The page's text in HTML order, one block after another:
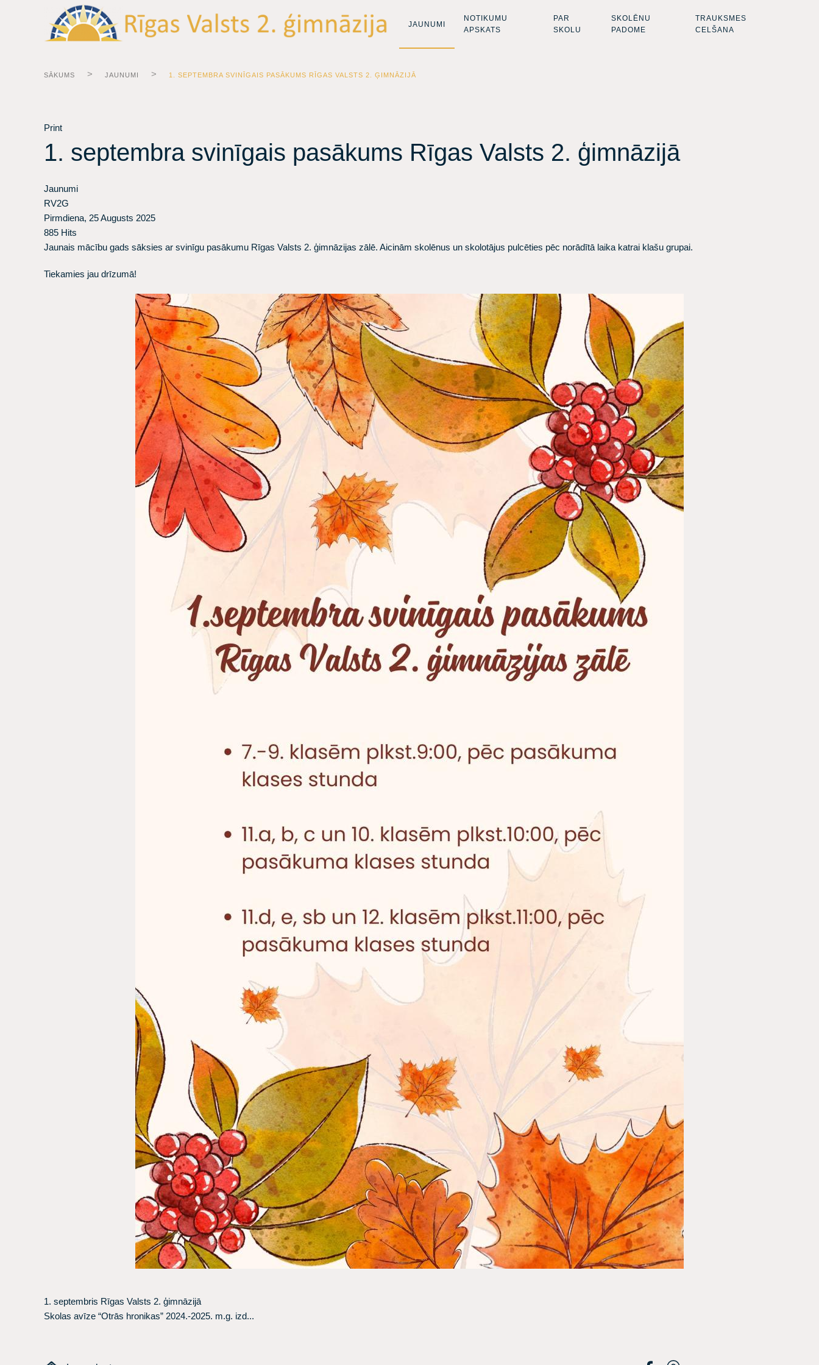
JAUNUMI
NOTIKUMU
APSKATS
PAR
SKOLU
SKOLĒNU
PADOME
TRAUKSMES
CELŠANA
SĀKUMS JAUNUMI 1. SEPTEMBRA SVINĪGAIS PASĀKUMS RĪGAS VALSTS 2. ĢIMNĀZIJĀ
Print
1. septembra svinīgais pasākums Rīgas Valsts 2. ģimnāzijā
Jaunumi
RV2G
Pirmdiena, 25 Augusts 2025
885 Hits
​Jaunais mācību gads sāksies ar svinīgu pasākumu Rīgas Valsts 2. ģimnāzijas zālē. Aicinām skolēnus un skolotājus pulcēties pēc norādītā laika katrai klašu grupai.
Tiekamies jau drīzumā!
1. septembris Rīgas Valsts 2. ģimnāzijā
Skolas avīze “Otrās hronikas” 2024.-2025. m.g. izd...